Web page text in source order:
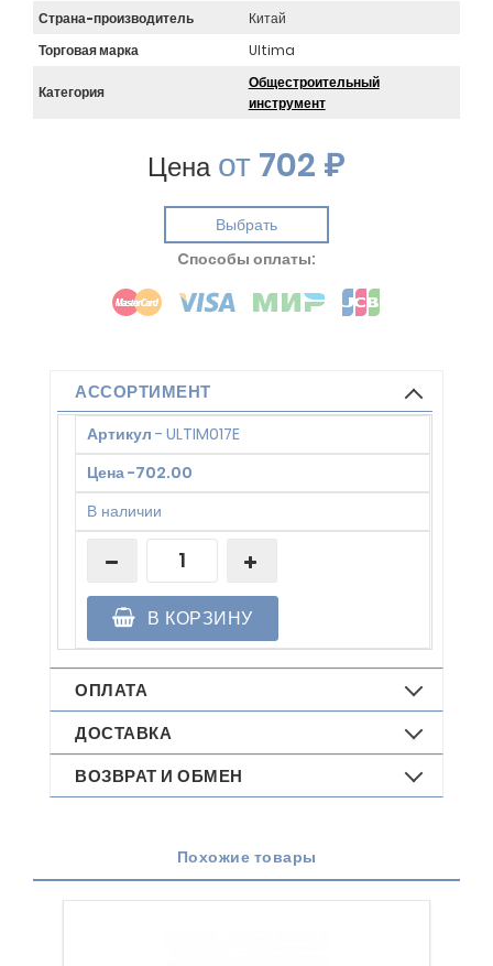
Страна-производитель
Китай
Торговая марка
Ultima
Категория
Общестроительный
инструмент
Ценаот702 ₽
Выбрать
Cпособы оплаты:
АССОРТИМЕНТ
Артикул - ULTIM017E
Цена-702.00
В наличии
В КОРЗИНУ
ОПЛАТА
ДОСТАВКА
ВОЗВРАТ И ОБМЕН
Похожие товары